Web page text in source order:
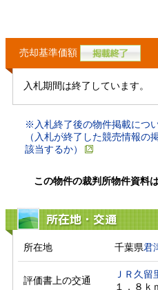
売却基準価額
入札期間は終了しています。
※入札終了後の物件掲載につ
（入札が終了した競売情報の
該当するか）
この物件の裁判所物件資料
所在地・交通
所在地 千葉県君
評価書上の交通
ＪＲ久留
１．８